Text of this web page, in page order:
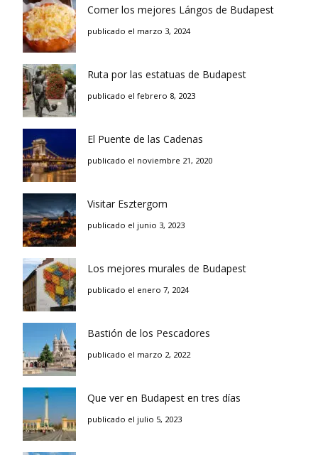
Comer los mejores Lángos de Budapest
publicado el marzo 3, 2024
Ruta por las estatuas de Budapest
publicado el febrero 8, 2023
El Puente de las Cadenas
publicado el noviembre 21, 2020
Visitar Esztergom
publicado el junio 3, 2023
Los mejores murales de Budapest
publicado el enero 7, 2024
Bastión de los Pescadores
publicado el marzo 2, 2022
Que ver en Budapest en tres días
publicado el julio 5, 2023